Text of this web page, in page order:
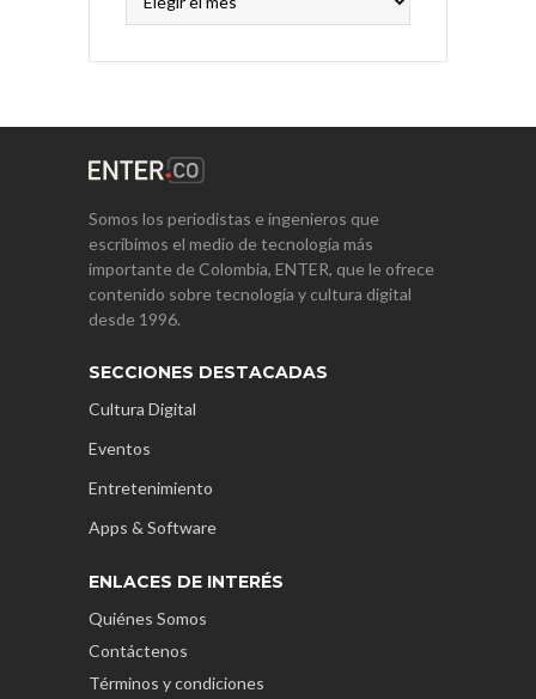
Somos los periodistas e ingenieros que
escribimos el medio de tecnología más
importante de Colombia, ENTER, que le ofrece
contenido sobre tecnología y cultura digital
desde 1996.
SECCIONES DESTACADAS
Cultura Digital
Eventos
Entretenimiento
Apps & Software
ENLACES DE INTERÉS
Quiénes Somos
Contáctenos
Términos y condiciones